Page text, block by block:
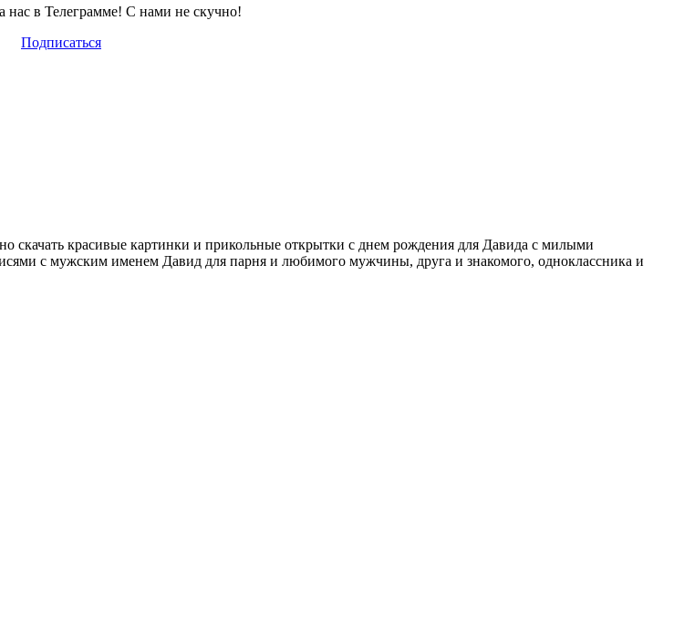
нас в Телеграмме! С нами не скучно!
Подписаться
скачать красивые картинки и прикольные открытки с днем рождения для Давида с милыми
с мужским именем Давид для парня и любимого мужчины, друга и знакомого, одноклассника и